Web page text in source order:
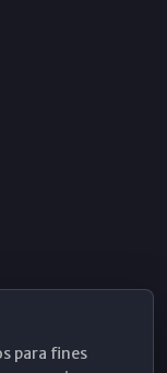
para fines